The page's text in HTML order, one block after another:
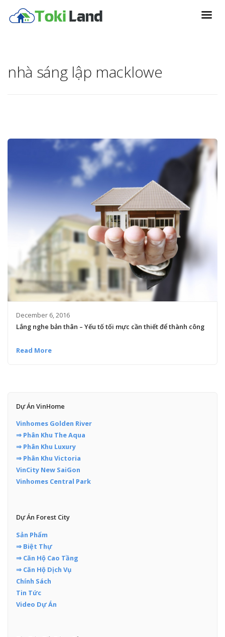
nhà sáng lập macklowe
December 6, 2016
Lắng nghe bản thân – Yếu tố tối mực cần thiết để thành công
Read More
Dự Án VinHome
Vinhomes Golden River
⇒ Phân Khu The Aqua
⇒ Phân Khu Luxury
⇒ Phân Khu Victoria
VinCity New SaiGon
Vinhomes Central Park
Dự Án Forest City
Sản Phẩm
⇒ Biệt Thự
⇒ Căn Hộ Cao Tầng
⇒ Căn Hộ Dịch Vụ
Chính Sách
Tin Tức
Video Dự Án